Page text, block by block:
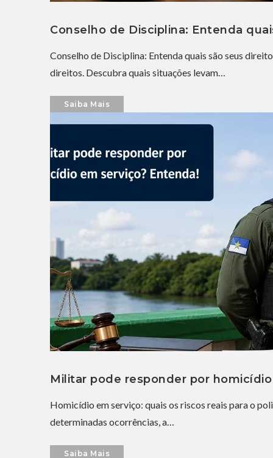
Conselho de Disciplina: Entenda
Conselho de Disciplina: Entenda quais são seus
direitos. Descubra quais situações levam…
Saiba Mais
Militar pode responder por
Homicídio em serviço: quais os riscos reais para o
determinadas ocorrências, a…
Saiba Mais